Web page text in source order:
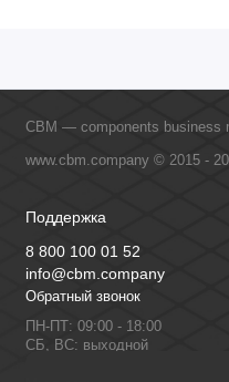
CBM — components business
www.cbm.company © 2015 -
Поддержка
8 800 100 01 52
info@cbm.company
Обратный звонок
ПН-ПТ: 09:00 - 18:00
СБ, ВС: выходной